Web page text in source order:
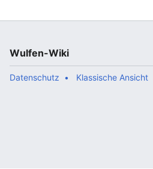
Wulfen-Wiki
Datenschutz Klassische Ansicht